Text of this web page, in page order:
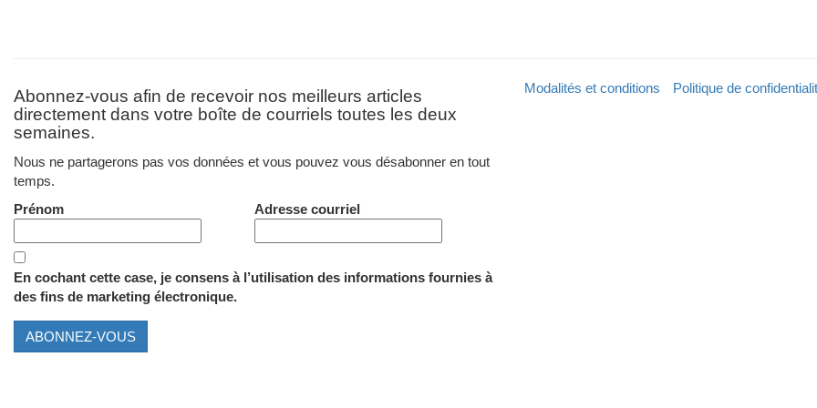
Abonnez-vous afin de recevoir nos meilleurs articles
directement dans votre boîte de courriels toutes les deux
semaines.
Nous ne partagerons pas vos données et vous pouvez vous désabonner en tout
temps.
Prénom
Adresse courriel
En cochant cette case, je consens à l’utilisation des informations fournies à
des fins de marketing électronique.
ABONNEZ-VOUS
Modalités et conditions Politique de